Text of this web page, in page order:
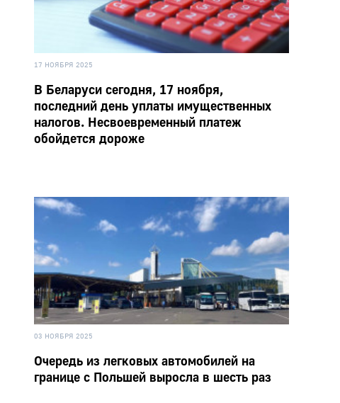
17 НОЯБРЯ 2025
В Беларуси сегодня, 17 ноября,
последний день уплаты имущественных
налогов. Несвоевременный платеж
обойдется дороже
03 НОЯБРЯ 2025
Очередь из легковых автомобилей на
границе с Польшей выросла в шесть раз